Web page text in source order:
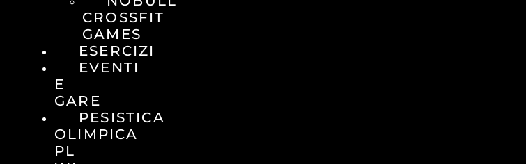
CROSSFIT
GAMES
ESERCIZI
EVENTI
E
GARE
PESISTICA
OLIMPICA
PL